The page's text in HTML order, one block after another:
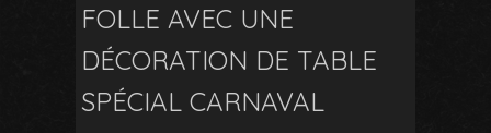
FOLLE AVEC UNE
DÉCORATION DE TABLE
SPÉCIAL CARNAVAL